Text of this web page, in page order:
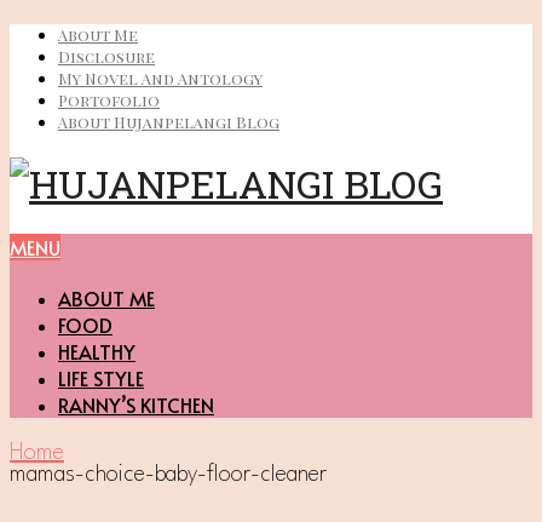
About Me
Disclosure
My Novel And Antology
Portofolio
About Hujanpelangi Blog
MENU
ABOUT ME
FOOD
HEALTHY
LIFE STYLE
RANNY’S KITCHEN
Home
mamas-choice-baby-floor-cleaner